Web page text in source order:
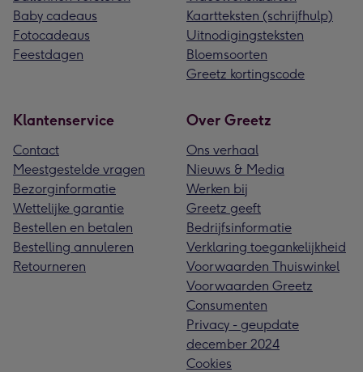
Baby cadeaus
Fotocadeaus
Feestdagen
Kaartteksten (schrijfhulp)
Uitnodigingsteksten
Bloemsoorten
Greetz kortingscode
Klantenservice
Contact
Meestgestelde vragen
Bezorginformatie
Wettelijke garantie
Bestellen en betalen
Bestelling annuleren
Retourneren
Over Greetz
Ons verhaal
Nieuws & Media
Werken bij
Greetz geeft
Bedrijfsinformatie
Verklaring toegankelijkheid
Voorwaarden Thuiswinkel
Voorwaarden Greetz
Consumenten
Privacy - geupdate
december 2024
Cookies